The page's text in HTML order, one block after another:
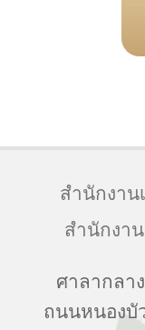
สำนักงา
สำนักงา
ศาลากลา
ถนนหนองบั